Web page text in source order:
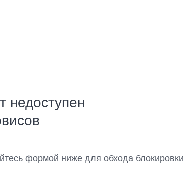
недоступен
формой ниже для обхода блокировки